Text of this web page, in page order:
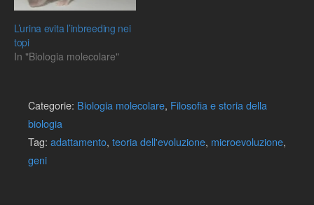
L’urina evita l’inbreeding nei
topi
In "Biologia molecolare"
Categorie: Biologia molecolare, Filosofia e storia della
biologia
Tag: adattamento, teoria dell'evoluzione, microevoluzione,
geni